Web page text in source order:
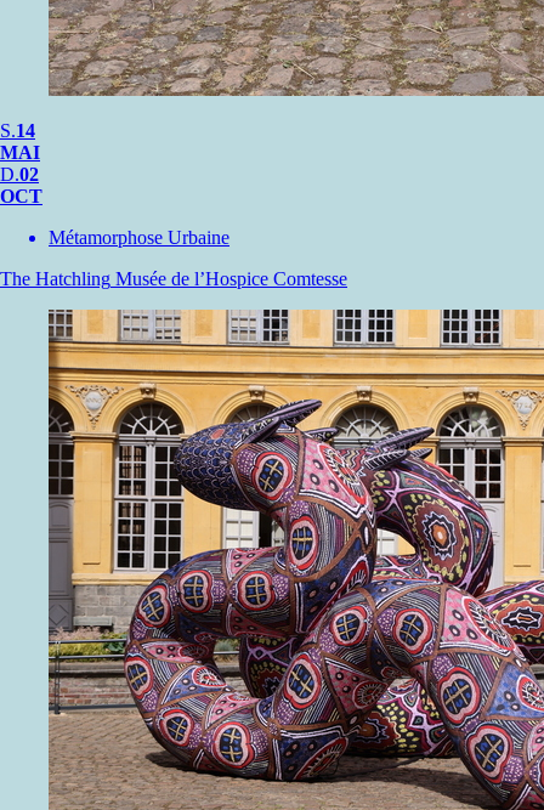
S.14
MAI
D.02
OCT
Métamorphose Urbaine
The Hatchling Musée de l’Hospice Comtesse